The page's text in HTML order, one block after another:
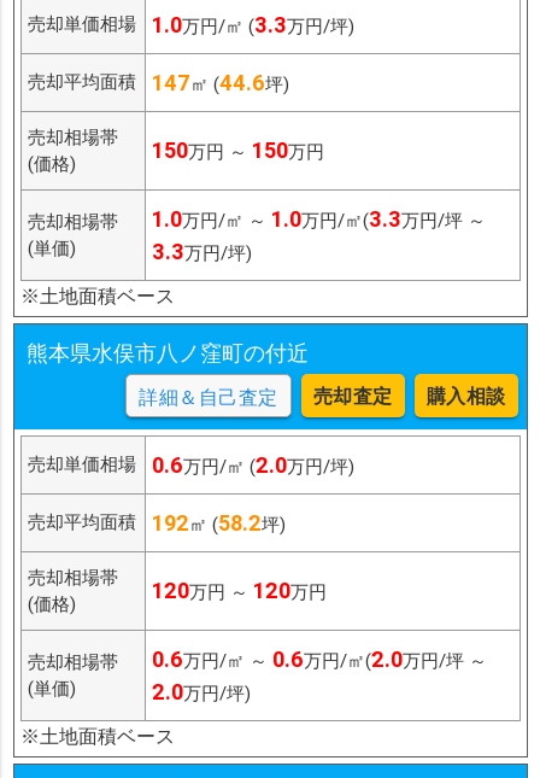
売却単価相場 1.0万円/㎡ (3.3万円/坪)
売却平均面積 147㎡ (44.6坪)
売却相場帯
(価格)
150万円 ～ 150万円
売却相場帯
(単価)
1.0万円/㎡ ～ 1.0万円/㎡(3.3万円/坪 ～
3.3万円/坪)
※土地面積ベース
熊本県水俣市八ノ窪町の付近
詳細＆自己査定 売却査定 購入相談
売却単価相場 0.6万円/㎡ (2.0万円/坪)
売却平均面積 192㎡ (58.2坪)
売却相場帯
(価格)
120万円 ～ 120万円
売却相場帯
(単価)
0.6万円/㎡ ～ 0.6万円/㎡(2.0万円/坪 ～
2.0万円/坪)
※土地面積ベース